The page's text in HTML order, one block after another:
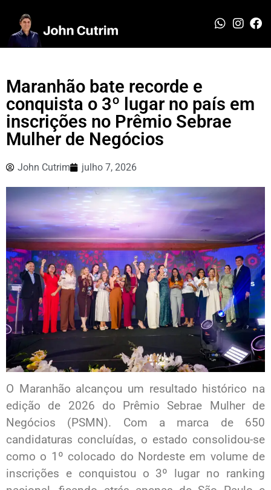
Maranhão bate recorde e
conquista o 3º lugar no país em
inscrições no Prêmio Sebrae
Mulher de Negócios
John Cutrim julho 7, 2026
O Maranhão alcançou um resultado histórico na
edição de 2026 do Prêmio Sebrae Mulher de
Negócios (PSMN). Com a marca de 650
candidaturas concluídas, o estado consolidou-se
como o 1º colocado do Nordeste em volume de
inscrições e conquistou o 3º lugar no ranking